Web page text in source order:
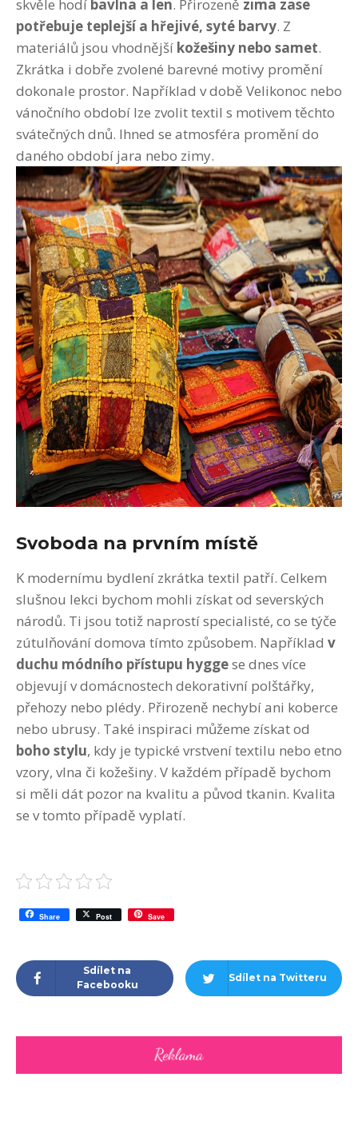
skvěle hodí bavlna a len. Přirozeně zima zase
potřebuje teplejší a hřejivé, syté barvy. Z
materiálů jsou vhodnější kožešiny nebo samet.
Zkrátka i dobře zvolené barevné motivy promění
dokonale prostor. Například v době Velikonoc nebo
vánočního období lze zvolit textil s motivem těchto
svátečných dnů. Ihned se atmosféra promění do
daného období jara nebo zimy.
Svoboda na prvním místě
K modernímu bydlení zkrátka textil patří. Celkem
slušnou lekci bychom mohli získat od severských
národů. Ti jsou totiž naprostí specialisté, co se týče
zútulňování domova tímto způsobem. Například v
duchu módního přístupu hyggese dnes více
objevují v domácnostech dekorativní polštářky,
přehozy nebo plédy. Přirozeně nechybí ani koberce
nebo ubrusy. Také inspiraci můžeme získat od
boho stylu, kdy je typické vrstvení textilu nebo etno
vzory, vlna či kožešiny. V každém případě bychom
si měli dát pozor na kvalitu a původ tkanin. Kvalita
se v tomto případě vyplatí.
Share Post Save
Sdílet na
Facebooku
Sdílet na Twitteru